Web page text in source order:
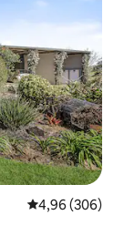
Prosječna
4,96 (306)